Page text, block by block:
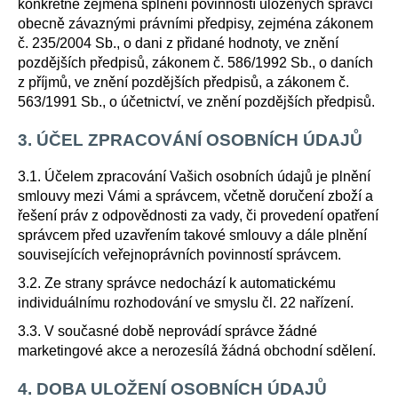
konkrétně zejména splnění povinností uložených správci
obecně závaznými právními předpisy, zejména zákonem
č. 235/2004 Sb., o dani z přidané hodnoty, ve znění
pozdějších předpisů, zákonem č. 586/1992 Sb., o daních
z příjmů, ve znění pozdějších předpisů, a zákonem č.
563/1991 Sb., o účetnictví, ve znění pozdějších předpisů.
3. ÚČEL ZPRACOVÁNÍ OSOBNÍCH ÚDAJŮ
3.1. Účelem zpracování Vašich osobních údajů je plnění
smlouvy mezi Vámi a správcem, včetně doručení zboží a
řešení práv z odpovědnosti za vady, či provedení opatření
správcem před uzavřením takové smlouvy a dále plnění
souvisejících veřejnoprávních povinností správcem.
3.2. Ze strany správce nedochází k automatickému
individuálnímu rozhodování ve smyslu čl. 22 nařízení.
3.3. V současné době neprovádí správce žádné
marketingové akce a nerozesílá žádná obchodní sdělení.
4. DOBA ULOŽENÍ OSOBNÍCH ÚDAJŮ
OPTIPLEX
3080
MICRO
I5-
10500T
W11
PRO
-
INTEL
10GEN
8
900
Kč